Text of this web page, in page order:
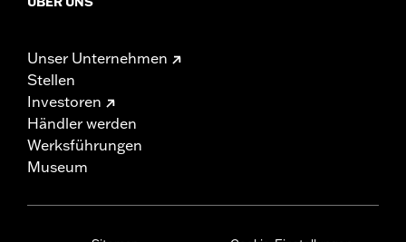
Unser Unternehmen
Stellen
Investoren
Händler werden
Werksführungen
Museum